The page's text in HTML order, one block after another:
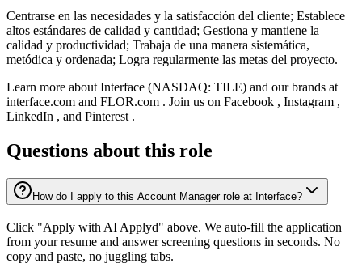
Centrarse en las necesidades y la satisfacción del cliente; Establece
altos estándares de calidad y cantidad; Gestiona y mantiene la
calidad y productividad; Trabaja de una manera sistemática,
metódica y ordenada; Logra regularmente las metas del proyecto.
Learn more about Interface (NASDAQ: TILE) and our brands at
interface.com and FLOR.com . Join us on Facebook , Instagram ,
LinkedIn , and Pinterest .
Questions about this role
How do I apply to this Account Manager role at Interface?
Click "Apply with AI Applyd" above. We auto-fill the application
from your resume and answer screening questions in seconds. No
copy and paste, no juggling tabs.